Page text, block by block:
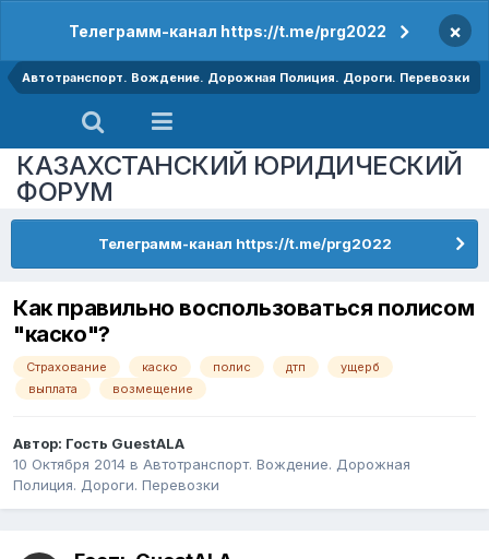
Телеграмм-канал https://t.me/prg2022 ×
Автотранспорт. Вождение. Дорожная Полиция. Дороги. Перевозки
КАЗАХСТАНСКИЙ ЮРИДИЧЕСКИЙ
ФОРУМ
Телеграмм-канал https://t.me/prg2022
Как правильно воспользоваться полисом
"каско"?
Страхование каско полис дтп
ущерб
выплата
возмещение
Автор: Гость GuestALA
10 Октября 2014 в Автотранспорт. Вождение. Дорожная
Полиция. Дороги. Перевозки